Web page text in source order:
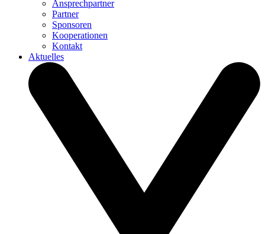
Ansprechpartner
Partner
Sponsoren
Kooperationen
Kontakt
Aktuelles